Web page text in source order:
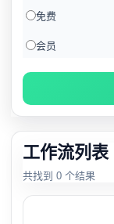
免费
会员
工作流列表
共找到 0 个结果